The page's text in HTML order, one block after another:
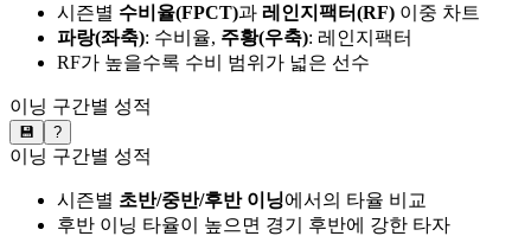
시즌별 수비율(FPCT)과 레인지팩터(RF) 이중 차트
파랑(좌축): 수비율, 주황(우축): 레인지팩터
RF가 높을수록 수비 범위가 넓은 선수
이닝 구간별 성적
💾 ?
이닝 구간별 성적
시즌별 초반/중반/후반 이닝에서의 타율 비교
후반 이닝 타율이 높으면 경기 후반에 강한 타자